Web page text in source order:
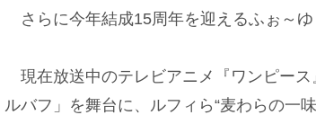
さらに今年結成15周年を迎えるふぉ～ゆ
現在放送中のテレビアニメ『ワンピー
ルバフ」を舞台に、ルフィら“麦わらの一